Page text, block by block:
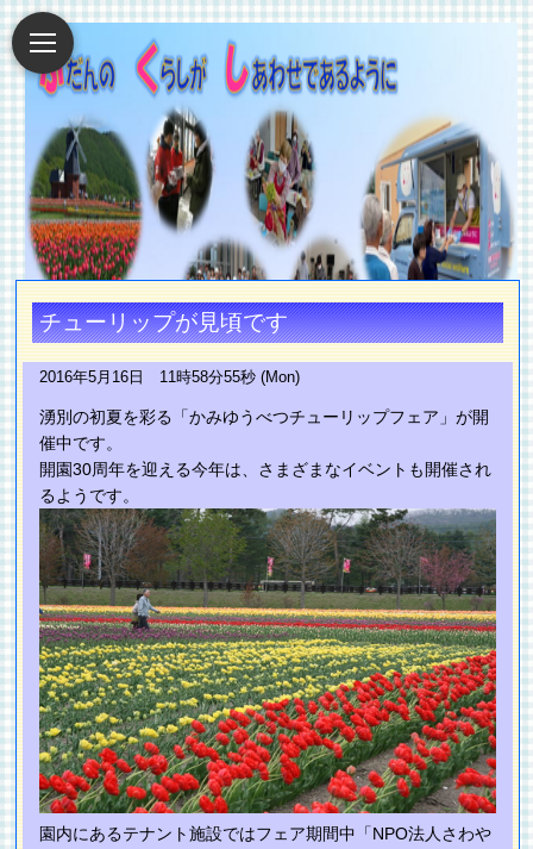
チューリップが見頃です
2016年5月16日 11時58分55秒 (Mon)
湧別の初夏を彩る「かみゆうべつチューリップフェア」が開
催中です。
開園30周年を迎える今年は、さまざまなイベントも開催され
るようです。
園内にあるテナント施設ではフェア期間中「NPO法人さわや